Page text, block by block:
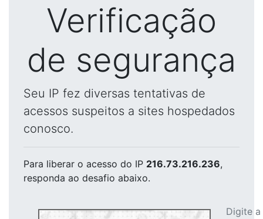
Verificação
de segurança
Seu IP fez diversas tentativas de
acessos suspeitos a sites hospedados
conosco.
Para liberar o acesso do IP 216.73.216.236,
responda ao desafio abaixo.
Digite